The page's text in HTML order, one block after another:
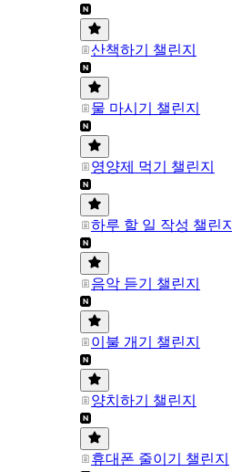
산책하기 챌린지
물 마시기 챌린지
영양제 먹기 챌린지
하루 할 일 작성 챌린지
음악 듣기 챌린지
이불 개기 챌린지
양치하기 챌린지
휴대폰 줄이기 챌린지